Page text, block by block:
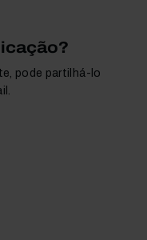
pode partilhá-lo